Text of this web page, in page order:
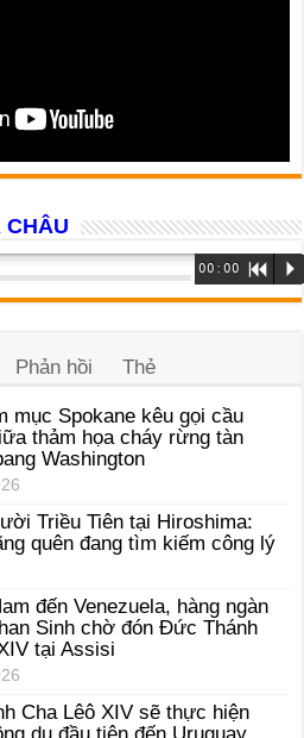
CHÂU
00:00 R P
Phản hồi Thẻ
mục Spokane kêu gọi cầu
thảm họa cháy rừng tàn
Washington
Triều Tiên tại Hiroshima:
quên đang tìm kiếm công lý
đến Venezuela, hàng ngàn
Sinh chờ đón Đức Thánh
tại Assisi
Cha Lêô XIV sẽ thực hiện